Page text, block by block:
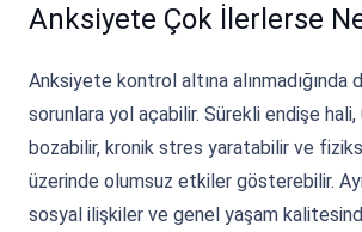
Anksiyete Çok İlerlerse
Anksiyete kontrol altına alınmadığında
sorunlara yol açabilir. Sürekli endişe hali,
bozabilir, kronik stres yaratabilir ve
üzerinde olumsuz etkiler gösterebilir.
sosyal ilişkiler ve genel yaşam